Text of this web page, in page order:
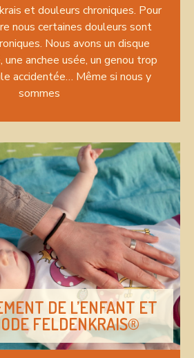
et douleurs chroniques. Pour
nous certaines douleurs sont
Nous avons un disque
anchee usée, un genou trop
accidentée… Même si nous y
sommes
DE L’ENFANT ET
FELDENKRAIS®